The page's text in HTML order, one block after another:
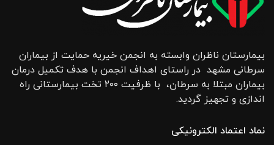
بیمارستان ناظران وابسته به انجمن خیریه حمایت از بیماران
سرطانی مشهد در راستای اهداف انجمن با هدف تکمیل درمان
بیماران مبتلا به سرطان، با ظرفیت ۲۰۰ تخت بیمارستانی راه
اندازی و تجهیز گردید.
نماد اعتماد الکترونیکی